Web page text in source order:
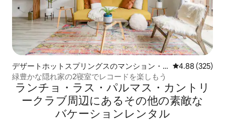
デザートホットスプリングスのマンション・
アパート
レビュー325
4.88 (325)
緑豊かな隠れ家の2寝室でレコードを楽しもう
ランチョ・ラス・パルマス・カントリ
ークラブ⁠周⁠辺⁠に⁠あ⁠るそ⁠の⁠他⁠の素⁠敵⁠な
バ⁠ケ⁠ー⁠シ⁠ョ⁠ン⁠レ⁠ン⁠タ⁠ル